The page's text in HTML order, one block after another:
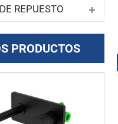
REPUESTO
PRODUCTOS